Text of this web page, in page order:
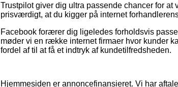
Trustpilot giver dig ultra passende chancer for
prisværdigt, at du kigger på internet
Facebook forærer dig ligeledes forholdsvis
møder vi en række internet firmaer hvor kunder
fordel af til at få et indtryk af kundetilfredsheden.
Hjemmesiden er annoncefinansieret. Vi har